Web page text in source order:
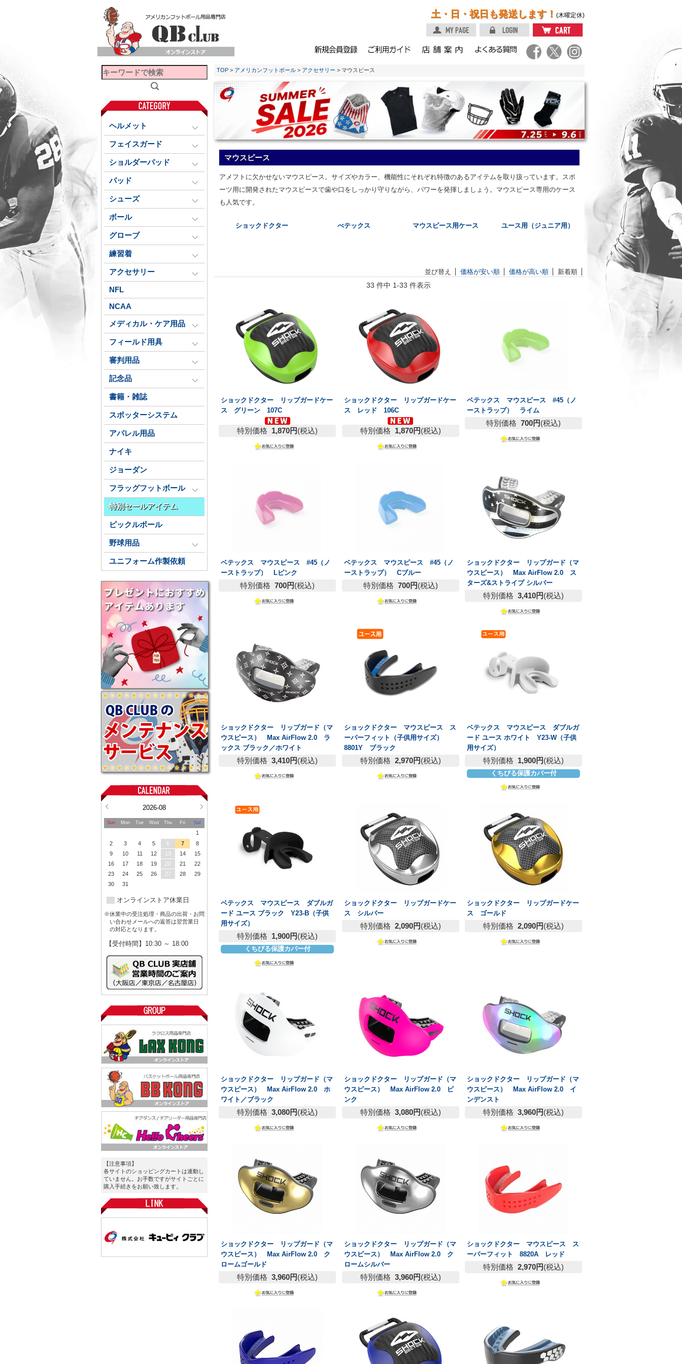
土・日・祝日も発送します！ (木曜定休)
ヘルメット
フェイスガード
ショルダーパッド
パッド
シューズ
ボール
グローブ
練習着
アクセサリー
NFL
NCAA
メディカル・ケア用品
フィールド用具
審判用品
記念品
書籍・雑誌
スポッターシステム
アパレル用品
ナイキ
ジョーダン
フラッグフットボール
特別セールアイテム
ピックルボール
野球用品
ユニフォーム作製依頼
2026-08
Sun Mon Tue Wed Thu Fri Sat
1
2
3 4 5 6 7
8
9
10 11 12 13 14
15
16
17 18 19 20 21
22
23
24 25 26 27 28
29
30
31
オンラインストア休業日
※休業中の受注処理・商品の出荷・お問
い合わせメールへの返答は翌営業日
の対応となります。
【受付時間】10:30 ～ 18:00
【注意事項】
各サイトのショッピングカートは連動し
ていません。お手数ですがサイトごとに
購入手続きをお願い致します。
TOP > アメリカンフットボール > アクセサリー > マウスピース
マウスピース
アメフトに欠かせないマウスピース。サイズやカラー、機能性にそれぞれ特徴のあるアイテムを取り扱っています。スポ
ーツ用に開発されたマウスピースで歯や口をしっかり守りながら、パワーを発揮しましょう。マウスピース専用のケース
も人気です。
ショックドクター べテックス マウスピース用ケース ユース用（ジュニア用）
並び替え 価格が安い順 価格が高い順 新着順
33 件中 1-33 件表示
ショックドクター リップガードケー
ス グリーン 107C
特別価格 1,870円(税込)
ショックドクター リップガードケー
ス レッド 106C
特別価格 1,870円(税込)
ベテックス マウスピース #45（ノ
ーストラップ） ライム
特別価格 700円(税込)
ベテックス マウスピース #45（ノ
ーストラップ） Lピンク
特別価格 700円(税込)
ベテックス マウスピース #45（ノ
ーストラップ） Cブルー
特別価格 700円(税込)
ショックドクター リップガード（マ
ウスピース） Max AirFlow 2.0 ス
ターズ&ストライプ シルバー
特別価格 3,410円(税込)
ショックドクター リップガード（マ
ウスピース） Max AirFlow 2.0 ラ
ックス ブラック／ホワイト
特別価格 3,410円(税込)
ショックドクター マウスピース ス
ーパーフィット（子供用サイズ）
8801Y ブラック
特別価格 2,970円(税込)
ベテックス マウスピース ダブルガ
ード ユース ホワイト Y23-W（子供
用サイズ）
特別価格 1,900円(税込)
くちびる保護カバー付
ベテックス マウスピース ダブルガ
ード ユース ブラック Y23-B（子供
用サイズ）
特別価格 1,900円(税込)
くちびる保護カバー付
ショックドクター リップガードケー
ス シルバー
特別価格 2,090円(税込)
ショックドクター リップガードケー
ス ゴールド
特別価格 2,090円(税込)
ショックドクター リップガード（マ
ウスピース） Max AirFlow 2.0 ホ
ワイト／ブラック
特別価格 3,080円(税込)
ショックドクター リップガード（マ
ウスピース） Max AirFlow 2.0 ピ
ンク
特別価格 3,080円(税込)
ショックドクター リップガード（マ
ウスピース） Max AirFlow 2.0 イ
ンデンスト
特別価格 3,960円(税込)
ショックドクター リップガード（マ
ウスピース） Max AirFlow 2.0 ク
ロームゴールド
特別価格 3,960円(税込)
ショックドクター リップガード（マ
ウスピース） Max AirFlow 2.0 ク
ロームシルバー
特別価格 3,960円(税込)
ショックドクター マウスピース ス
ーパーフィット 8820A レッド
特別価格 2,970円(税込)